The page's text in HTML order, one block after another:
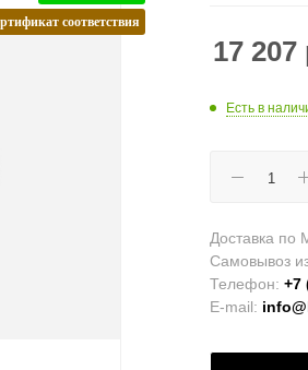
соответствия
17 207
Есть в
Доставка по
Самовывоз
Телефон:+7
E-mail: